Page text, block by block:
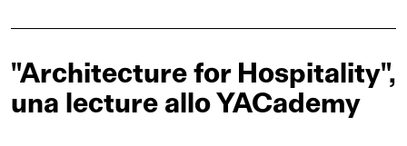
"Architecture for Hospitality",
una lecture allo YACademy